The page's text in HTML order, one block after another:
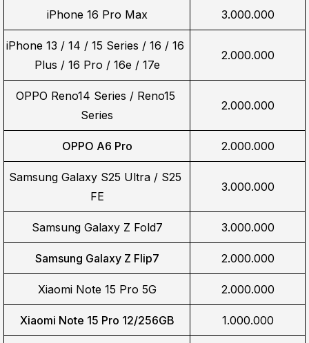
iPhone 16 Pro Max 3.000.000
iPhone 13 / 14 / 15 Series / 16 / 16
Plus / 16 Pro / 16e / 17e
2.000.000
OPPO Reno14 Series / Reno15
Series
2.000.000
OPPO A6 Pro 2.000.000
Samsung Galaxy S25 Ultra / S25
FE
3.000.000
Samsung Galaxy Z Fold7 3.000.000
Samsung Galaxy Z Flip7 2.000.000
Xiaomi Note 15 Pro 5G 2.000.000
Xiaomi Note 15 Pro 12/256GB 1.000.000